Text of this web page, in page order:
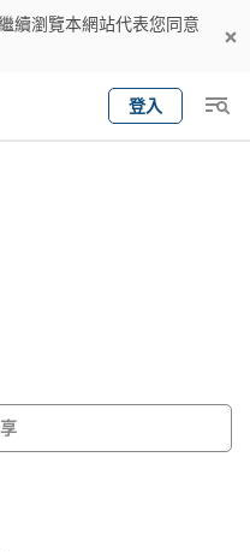
續瀏覽本網站代表您同意
登入